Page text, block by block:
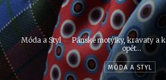
Móda a Styl
Pánské motýlky, kravaty a
opět...
MÓDA A STYL